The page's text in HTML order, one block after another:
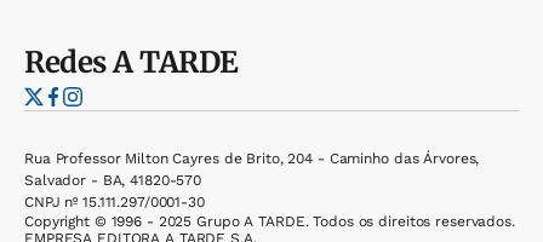
RedesA TARDE
Rua Professor Milton Cayres de Brito, 204 - Caminho das Árvores,
Salvador - BA, 41820-570
CNPJ nº 15.111.297/0001-30
Copyright © 1996 - 2025 Grupo A TARDE. Todos os direitos reservados.
EMPRESA EDITORA A TARDE S.A.